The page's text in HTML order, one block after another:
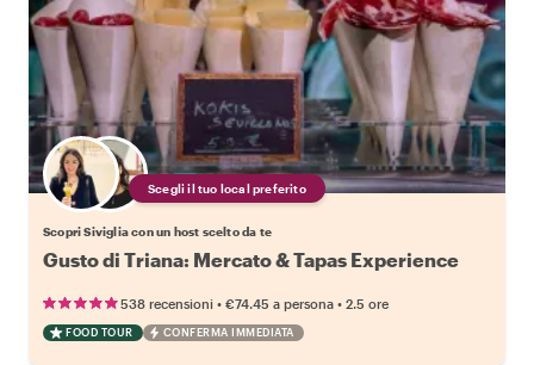
Scegli il tuo local preferito
Scopri Siviglia con un host scelto da te
Gusto di Triana: Mercato & Tapas Experience
538 recensioni • €74.45 a persona • 2.5 ore
FOOD TOUR CONFERMA IMMEDIATA